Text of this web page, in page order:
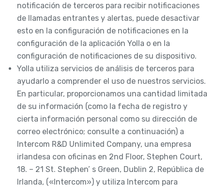
notificación de terceros para recibir notificaciones
de llamadas entrantes y alertas, puede desactivar
esto en la configuración de notificaciones en la
configuración de la aplicación Yolla o en la
configuración de notificaciones de su dispositivo.
Yolla utiliza servicios de análisis de terceros para
ayudarlo a comprender el uso de nuestros servicios.
En particular, proporcionamos una cantidad limitada
de su información (como la fecha de registro y
cierta información personal como su dirección de
correo electrónico; consulte a continuación) a
Intercom R&D Unlimited Company, una empresa
irlandesa con oficinas en 2nd Floor, Stephen Court,
18. – 21 St. Stephen’ s Green, Dublin 2, República de
Irlanda, («Intercom») y utiliza Intercom para